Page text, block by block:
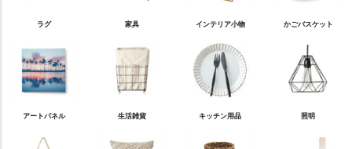
ラグ 家具 インテリア小物 かごバスケット
アートパネル 生活雑貨 キッチン用品 照明